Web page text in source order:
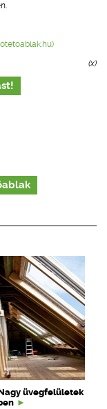
(x)
üvegfelületek